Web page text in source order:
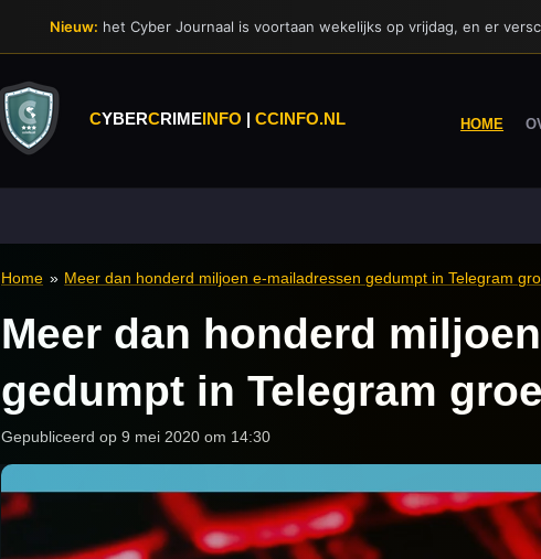
CYBERCRIMEINFO | CCINFO.NL HOME
Home » Meer dan honderd miljoen e-mailadressen gedumpt in Telegram
Meer dan honderd
gedumpt in Telegram
Gepubliceerd op 9 mei 2020 om 14:30
Nieuw: het Cyber Journaal is voortaan wekelijks op vrijdag, en er